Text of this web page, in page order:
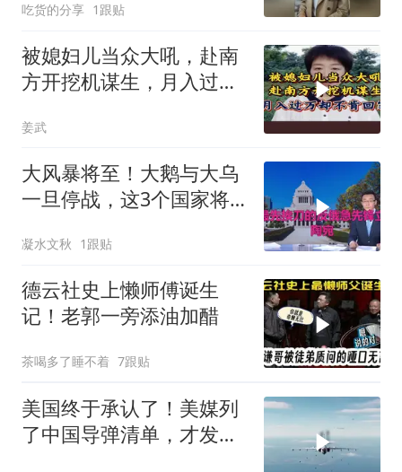
吃货的分享 1跟贴
被媳妇儿当众大吼，赴南
方开挖机谋生，月入过万
姜武
大风暴将至！大鹅与大乌
一旦停战，这3个国家将
凝水文秋 1跟贴
德云社史上懒师傅诞生
记！老郭一旁添油加醋
茶喝多了睡不着 7跟贴
美国终于承认了！美媒列
了中国导弹清单，才发现